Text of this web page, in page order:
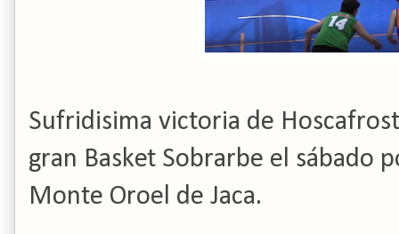
Sufridisima victoria de
gran Basket Sobrarbe el sábado
Monte Oroel de Jaca.